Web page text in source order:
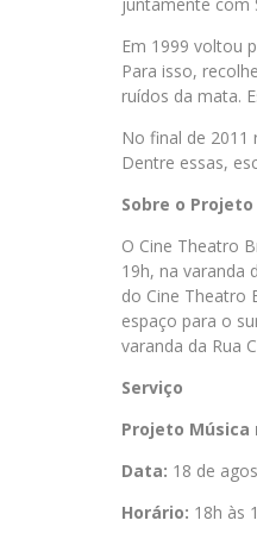
Em 1999 voltou
Para isso,
ruídos da mata.
No final de 2011
Dentre essas,
Sobre o
O Cine Theatro
19h, na varanda
do Cine Theatro
espaço para o
varanda da Rua
Serviço
Projeto Música
Data: 18 de
Horário: 18h às